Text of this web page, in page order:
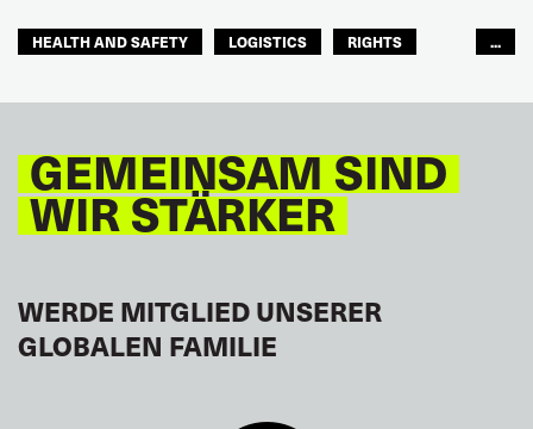
HEALTH AND SAFETY LOGISTICS
RIGHTS
...
GEMEINSAM SIND
WIR STÄRKER
WERDE MITGLIED UNSERER
GLOBALEN FAMILIE